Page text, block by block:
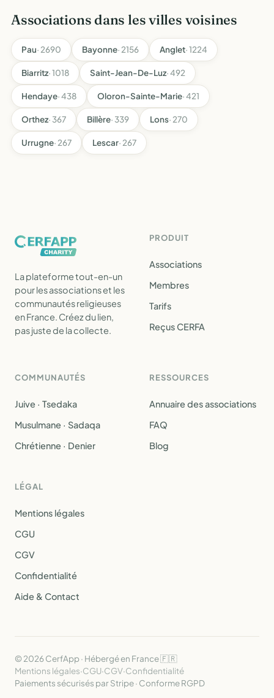
Associations dans les villes voisines
Pau· 2690 Bayonne· 2156 Anglet· 1224
Biarritz· 1018 Saint-Jean-De-Luz· 492
Hendaye· 438 Oloron-Sainte-Marie· 421
Orthez· 367 Billère· 339 Lons· 270
Urrugne· 267 Lescar· 267
La plateforme tout-en-un
pour les associations et les
communautés religieuses
en France. Créez du lien,
pas juste de la collecte.
PRODUIT
Associations
Membres
Tarifs
Reçus CERFA
COMMUNAUTÉS
Juive · Tsedaka
Musulmane · Sadaqa
Chrétienne · Denier
RESSOURCES
Annuaire des associations
FAQ
Blog
LÉGAL
Mentions légales
CGU
CGV
Confidentialité
Aide & Contact
© 2026 CerfApp · Hébergé en France 🇫🇷
Mentions légales·CGU·CGV·Confidentialité
Paiements sécurisés par Stripe · Conforme RGPD